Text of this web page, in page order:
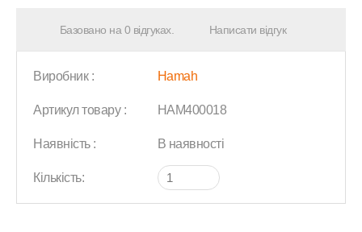
Базовано на 0 відгуках. Написати відгук
Виробник : Hamah
Артикул товару : HAM400018
Наявність : В наявності
Кількість: